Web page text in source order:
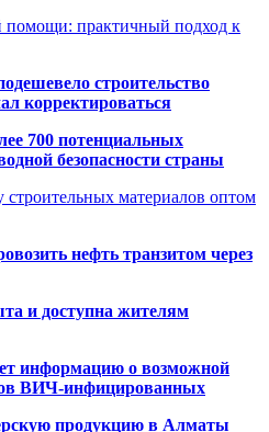
помощи: практичный подход к
строительство
корректироваться
700 потенциальных
безопасности страны
материалов оптом
нефть транзитом через
и доступна жителям
информацию о возможной
ВИЧ-инфицированных
продукцию в Алматы